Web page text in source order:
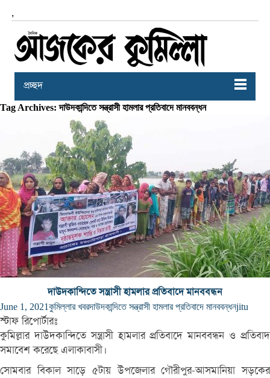
,
প্রচ্ছদ
Tag Archives: দাউদকান্দিতে সন্ত্রাসী হামলার প্রতিবাদে মানববন্ধন
দাউদকান্দিতে সন্ত্রাসী হামলার প্রতিবাদে মানববন্ধন
June 1, 2021কুমিল্লার খবরদাউদকান্দিতে সন্ত্রাসী হামলার প্রতিবাদে মানববন্ধনjitu
স্টাফ রিপোর্টারঃ
কুমিল্লার দাউদকান্দিতে সন্ত্রাসী হামলার প্রতিবাদে মানববন্ধন ও প্রতিবাদ
সমাবেশ করেছে এলাকাবাসী।
সোমবার বিকাল সাড়ে ৫টায় উপজেলার গৌরীপুর-আসমানিয়া সড়কের